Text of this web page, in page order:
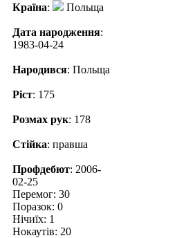
Країна: Польща
Дата народження:
1983-04-24
Народився: Польща
Ріст: 175
Розмах рук: 178
Стійка: правша
Профдебют: 2006-
02-25
Перемог: 30
Поразок: 0
Нічиїх: 1
Нокаутів: 20